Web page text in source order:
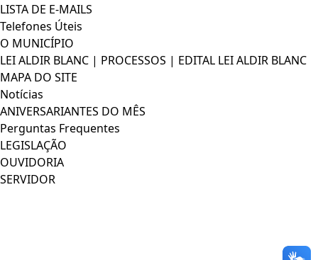
LISTA DE E-MAILS
Telefones Úteis
O MUNICÍPIO
LEI ALDIR BLANC | PROCESSOS | EDITAL LEI ALDIR BLANC
MAPA DO SITE
Notícias
ANIVERSARIANTES DO MÊS
Perguntas Frequentes
LEGISLAÇÃO
OUVIDORIA
SERVIDOR